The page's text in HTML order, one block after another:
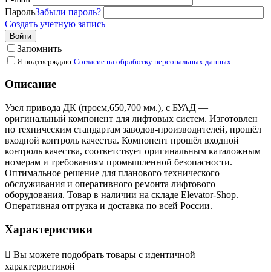
ПарольЗабыли пароль?
Создать учетную запись
Войти
Запомнить
Я подтверждаю Согласие на обработку персональных данных
Описание
Узел привода ДК (проем,650,700 мм.), с БУАД —
оригинальный компонент для лифтовых систем. Изготовлен
по техническим стандартам заводов-производителей, прошёл
входной контроль качества. Компонент прошёл входной
контроль качества, соответствует оригинальным каталожным
номерам и требованиям промышленной безопасности.
Оптимальное решение для планового технического
обслуживания и оперативного ремонта лифтового
оборудования. Товар в наличии на складе Elevator-Shop.
Оперативная отгрузка и доставка по всей России.
Характеристики
 Вы можете подобрать товары с идентичной
характеристикой